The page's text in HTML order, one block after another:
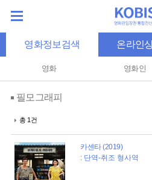
영화정보검색 온라인
영화 영화인
필모그래피
총 1건
카센타 (2019)
: 단역-취조 형사역